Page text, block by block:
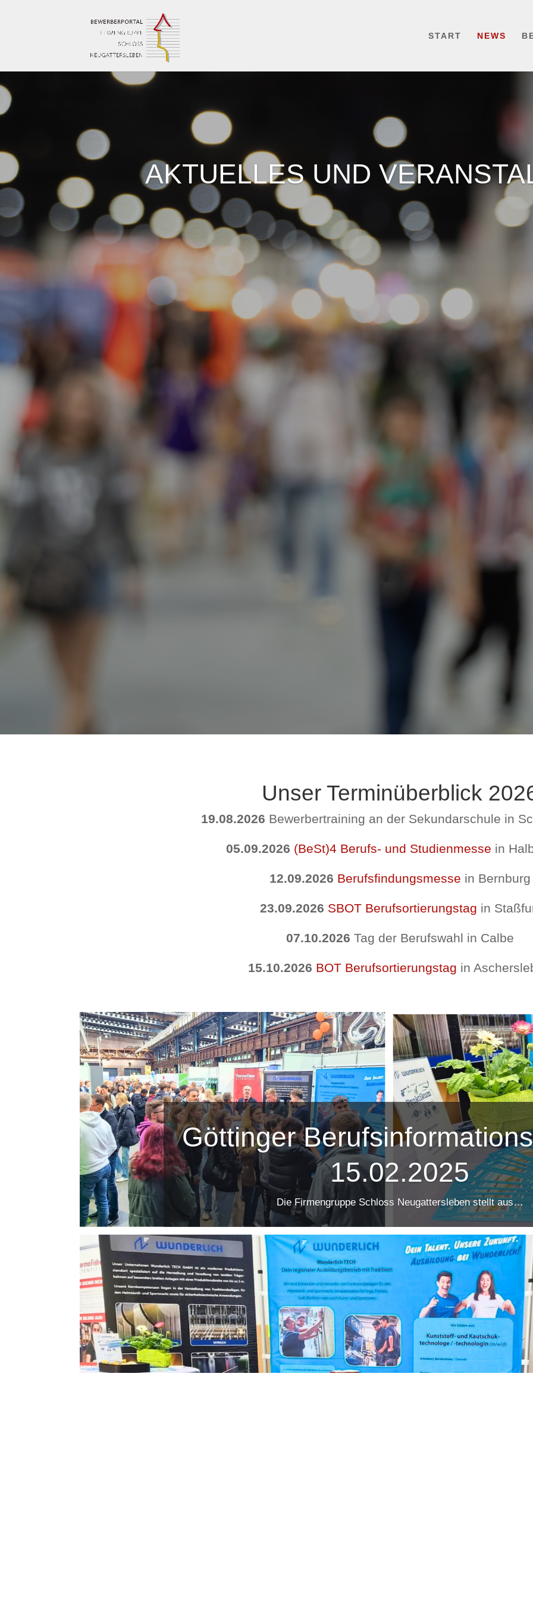
START NEWS
AKTUELLES UND
Unser Terminüberblick
19.08.2026 Bewerbertraining an der Sekundarschule in
05.09.2026 (BeSt)4 Berufs- und Studienmesse in
12.09.2026 Berufsfindungsmesse in Bernburg
23.09.2026 SBOT Berufsortierungstag in
07.10.2026 Tag der Berufswahl in Calbe
15.10.2026 BOT Berufsortierungstag in
Göttinger
15.02.2025
Die Firmengruppe Schloss Neugattersleben stellt aus…